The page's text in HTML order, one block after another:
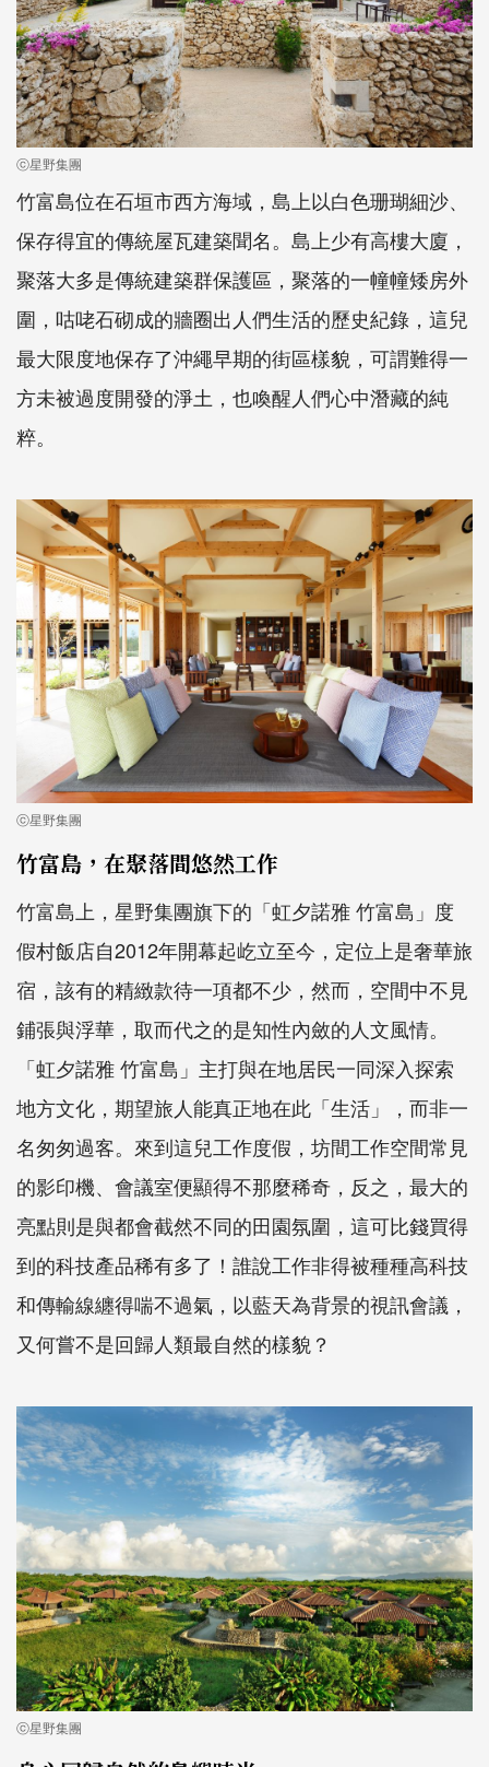
ⓒ星野集團
竹富島位在石垣市西方海域，島上以白色珊瑚細沙、
保存得宜的傳統屋瓦建築聞名。島上少有高樓大廈，
聚落大多是傳統建築群保護區，聚落的一幢幢矮房外
圍，咕咾石砌成的牆圈出人們生活的歷史紀錄，這兒
最大限度地保存了沖繩早期的街區樣貌，可謂難得一
方未被過度開發的淨土，也喚醒人們心中潛藏的純
粹。
ⓒ星野集團
竹富島，在聚落間悠然工作
竹富島上，星野集團旗下的「虹夕諾雅 竹富島」度
假村飯店自2012年開幕起屹立至今，定位上是奢華旅
宿，該有的精緻款待一項都不少，然而，空間中不見
鋪張與浮華，取而代之的是知性內斂的人文風情。
「虹夕諾雅 竹富島」主打與在地居民一同深入探索
地方文化，期望旅人能真正地在此「生活」，而非一
名匆匆過客。來到這兒工作度假，坊間工作空間常見
的影印機、會議室便顯得不那麼稀奇，反之，最大的
亮點則是與都會截然不同的田園氛圍，這可比錢買得
到的科技產品稀有多了！誰說工作非得被種種高科技
和傳輸線纏得喘不過氣，以藍天為背景的視訊會議，
又何嘗不是回歸人類最自然的樣貌？
ⓒ星野集團